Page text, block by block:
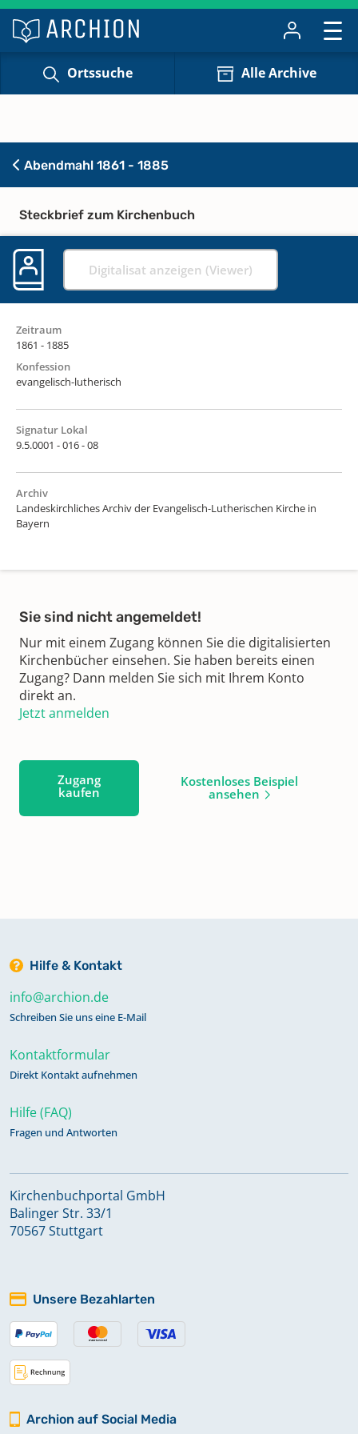
Ortssuche Alle Archive
Abendmahl 1861 - 1885
Steckbrief zum Kirchenbuch
Digitalisat anzeigen (Viewer)
Zeitraum
1861 - 1885
Konfession
evangelisch-lutherisch
Signatur Lokal
9.5.0001 - 016 - 08
Archiv
Landeskirchliches Archiv der Evangelisch-Lutherischen Kirche in
Bayern
Sie sind nicht angemeldet!
Nur mit einem Zugang können Sie die digitalisierten
Kirchenbücher einsehen. Sie haben bereits einen
Zugang? Dann melden Sie sich mit Ihrem Konto
direkt an.
Jetzt anmelden
Zugang
kaufen
Kostenloses Beispiel
ansehen
Hilfe & Kontakt
info@archion.de
Schreiben Sie uns eine E-Mail
Kontaktformular
Direkt Kontakt aufnehmen
Hilfe (FAQ)
Fragen und Antworten
Kirchenbuchportal GmbH
Balinger Str. 33/1
70567 Stuttgart
Unsere Bezahlarten
Archion auf Social Media